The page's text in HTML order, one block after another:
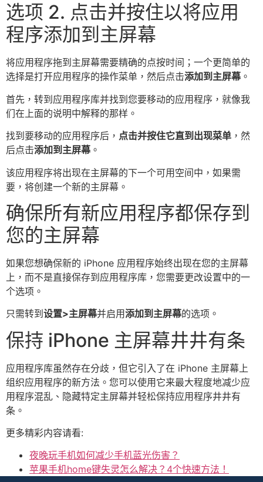
选项 2. 点击并按住以将应用
程序添加到主屏幕
将应用程序拖到主屏幕需要精确的点按时间；一个更简单的
选择是打开应用程序的操作菜单，然后点击添加到主屏幕。
首先，转到应用程序库并找到您要移动的应用程序，就像我
们在上面的说明中解释的那样。
找到要移动的应用程序后， 点击并按住它直到出现菜单 ，然
后点击添加到主屏幕。
该应用程序将出现在主屏幕的下一个可用空间中，如果需
要，将创建一个新的主屏幕。
确保所有新应用程序都保存到
您的主屏幕
如果您想确保新的 iPhone 应用程序始终出现在您的主屏幕
上，而不是直接保存到应用程序库，您需要更改设置中的一
个选项。
只需转到 设置>主屏幕并启用添加到主屏幕的选项。
保持 iPhone 主屏幕井井有条
应用程序库虽然存在分歧，但它引入了在 iPhone 主屏幕上
组织应用程序的新方法。您可以使用它来最大程度地减少应
用程序混乱、隐藏特定主屏幕并轻松保持应用程序井井有
条。
更多精彩内容请看:
夜晚玩手机如何减少手机蓝光伤害？
苹果手机home键失灵怎么解决？4个快速方法！